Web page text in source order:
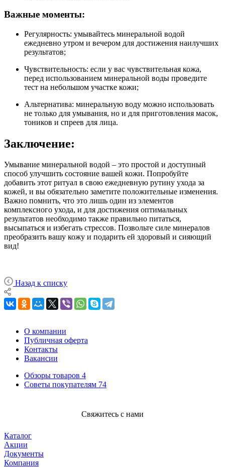
Важные моменты:
Регулярность: умывайтесь минеральной водой
ежедневно утром и вечером для достижения наилучших
результатов;
Чувствительность: если у вас чувствительная кожа,
перед использованием минеральной воды проведите
тест на небольшом участке кожи;
Альтернатива: минеральную воду можно использовать
не только для умывания, но и для приготовления масок,
тоников и спреев для лица.
Заключение:
Умывание минеральной водой – это простой и доступный
способ улучшить состояние вашей кожи. Попробуйте
добавить этот ритуал в свою ежедневную рутину ухода за
кожей, и вы обязательно заметите положительные изменения.
Важно помнить, что это лишь один из элементов
комплексного ухода, и для достижения оптимальных
результатов необходимо также правильно питаться,
высыпаться и избегать стрессов. Позвольте силе минералов
преобразить вашу кожу и подарить ей здоровый и сияющий
вид!
Назад к списку
О компании
Публичная оферта
Контакты
Вакансии
Обзоры товаров 4
Советы покупателям 74
Свяжитесь с нами
Каталог
Акции
Документы
Компания